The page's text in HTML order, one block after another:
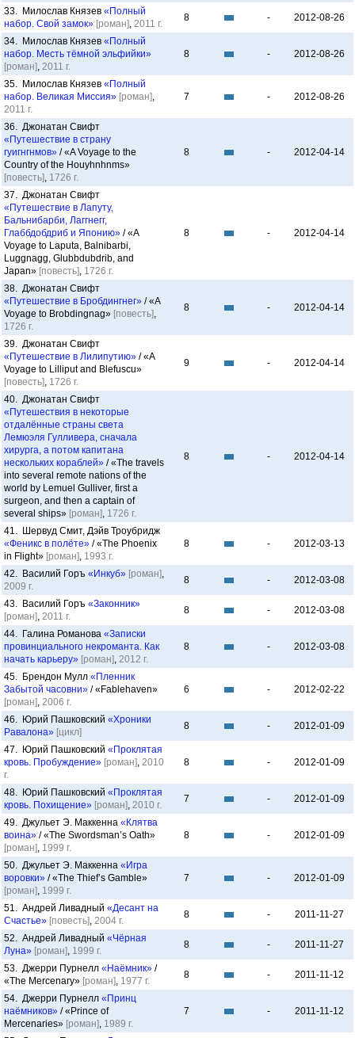
33. Милослав Князев «Полный
набор. Свой замок» [роман], 2011 г.
8 - 2012-08-26
34. Милослав Князев «Полный
набор. Месть тёмной эльфийки»
[роман], 2011 г.
8 - 2012-08-26
35. Милослав Князев «Полный
набор. Великая Миссия» [роман],
2011 г.
7 - 2012-08-26
36. Джонатан Свифт
«Путешествие в страну
гуигнгнмов» / «A Voyage to the
Country of the Houyhnhnms»
[повесть], 1726 г.
8 - 2012-04-14
37. Джонатан Свифт
«Путешествие в Лапуту,
Бальнибарби, Лаггнегг,
Глаббдобдриб и Японию» / «A
Voyage to Laputa, Balnibarbi,
Luggnagg, Glubbdubdrib, and
Japan» [повесть], 1726 г.
8 - 2012-04-14
38. Джонатан Свифт
«Путешествие в Бробдингнег» / «A
Voyage to Brobdingnag» [повесть],
1726 г.
8 - 2012-04-14
39. Джонатан Свифт
«Путешествие в Лилипутию» / «A
Voyage to Lilliput and Blefuscu»
[повесть], 1726 г.
9 - 2012-04-14
40. Джонатан Свифт
«Путешествия в некоторые
отдалённые страны света
Лемюэля Гулливера, сначала
хирурга, а потом капитана
нескольких кораблей» / «The travels
into several remote nations of the
world by Lemuel Gulliver, first a
surgeon, and then a captain of
several ships» [роман], 1726 г.
8 - 2012-04-14
41. Шервуд Смит, Дэйв Троубридж
«Феникс в полёте» / «The Phoenix
in Flight» [роман], 1993 г.
8 - 2012-03-13
42. Василий Горъ «Инкуб» [роман],
2009 г.
8 - 2012-03-08
43. Василий Горъ «Законник»
[роман], 2011 г.
8 - 2012-03-08
44. Галина Романова «Записки
провинциального некроманта. Как
начать карьеру» [роман], 2012 г.
8 - 2012-03-08
45. Брендон Мулл «Пленник
Забытой часовни» / «Fablehaven»
[роман], 2006 г.
6 - 2012-02-22
46. Юрий Пашковский «Хроники
Равалона» [цикл]
8 - 2012-01-09
47. Юрий Пашковский «Проклятая
кровь. Пробуждение» [роман], 2010
г.
8 - 2012-01-09
48. Юрий Пашковский «Проклятая
кровь. Похищение» [роман], 2010 г.
7 - 2012-01-09
49. Джульет Э. Маккенна «Клятва
воина» / «The Swordsman’s Oath»
[роман], 1999 г.
8 - 2012-01-09
50. Джульет Э. Маккенна «Игра
воровки» / «The Thief’s Gamble»
[роман], 1999 г.
7 - 2012-01-09
51. Андрей Ливадный «Десант на
Счастье» [повесть], 2004 г.
8 - 2011-11-27
52. Андрей Ливадный «Чёрная
Луна» [роман], 1999 г.
8 - 2011-11-27
53. Джерри Пурнелл «Наёмник» /
«The Mercenary» [роман], 1977 г.
8 - 2011-11-12
54. Джерри Пурнелл «Принц
наёмников» / «Prince of
Mercenaries» [роман], 1989 г.
7 - 2011-11-12